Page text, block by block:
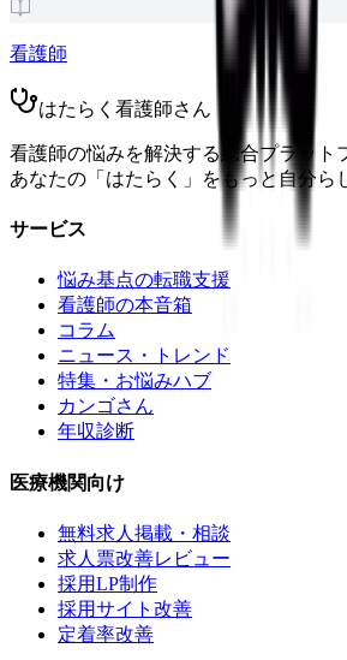
看護師
はたらく看護師さん
看護師の悩みを解決する総合プラット
あなたの「はたらく」をもっと自分ら
サービス
悩み基点の転職支援
看護師の本音箱
コラム
ニュース・トレンド
特集・お悩みハブ
カンゴさん
年収診断
医療機関向け
無料求人掲載・相談
求人票改善レビュー
採用LP制作
採用サイト改善
定着率改善